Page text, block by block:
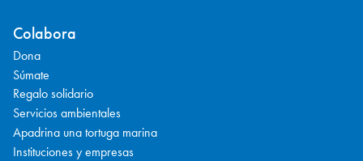
Colabora
Dona
Súmate
Regalo solidario
Servicios ambientales
Apadrina una tortuga marina
Instituciones y empresas